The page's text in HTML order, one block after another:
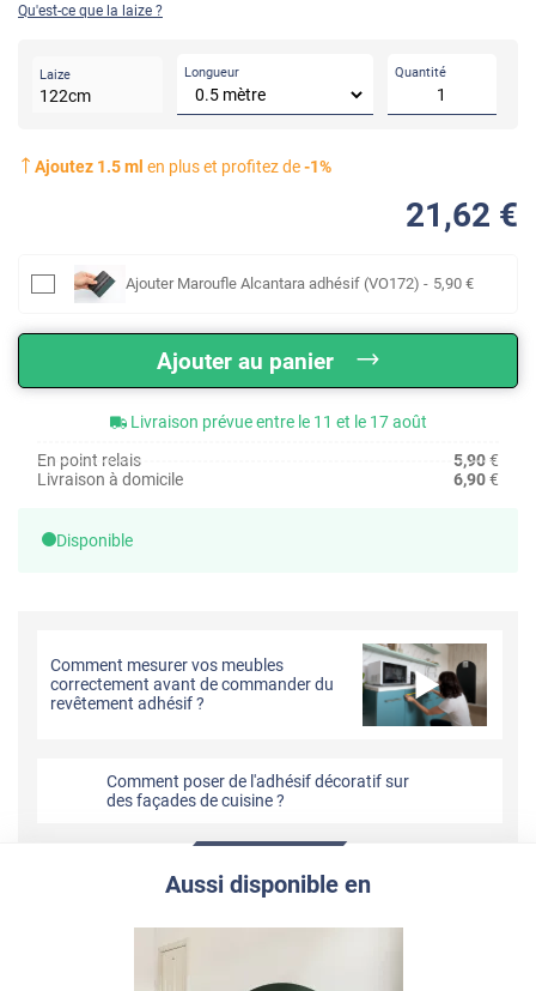
Qu'est-ce que la laize ?
Laize
122cm
Longueur Quantité
Ajoutez 1.5ml en plus et profitez de-1%
21 ,62 €
Ajouter Maroufle Alcantara adhésif (VO172) - 5,90 €
Ajouter au panier
Livraison prévue entre le 11 et le 17 août
En point relais
5,90€
Livraison à domicile
6,90€
Disponible
Comment mesurer vos meubles
correctement avant de commander du
revêtement adhésif ?
Comment poser de l'adhésif décoratif sur
des façades de cuisine ?
Aussi disponible en